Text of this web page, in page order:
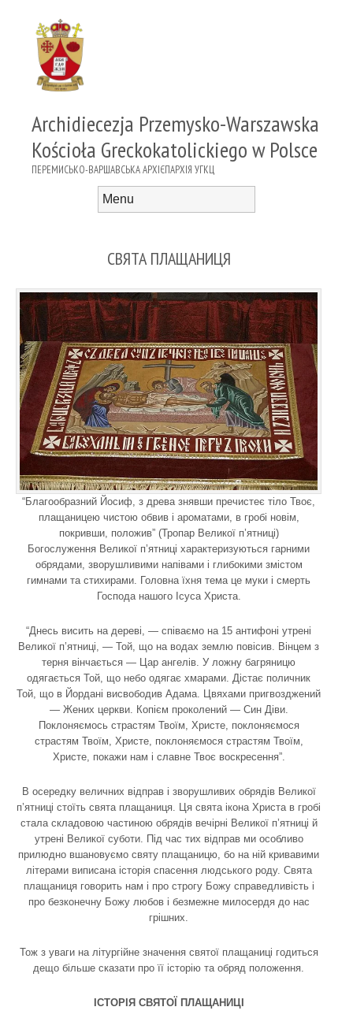
Archidiecezja Przemysko-Warszawska
Kościoła Greckokatolickiego w Polsce
ПЕРЕМИСЬКО-ВАРШАВСЬКА АРХІЄПАРХІЯ УГКЦ
СВЯТА ПЛАЩАНИЦЯ
“Благообразний Йосиф, з древа знявши пречистеє тіло Твоє,
плащаницею чистою обвив і ароматами, в гробі новім,
покривши, положив” (Тропар Великої п’ятниці)
Богослуження Великої п’ятниці характеризуються гарними
обрядами, зворушливими напівами і глибокими змістом
гимнами та стихирами. Головна їхня тема це муки і смерть
Господа нашого Ісуса Христа.
“Днесь висить на дереві, — співаємо на 15 антифоні утрені
Великої п’ятниці, — Той, що на водах землю повісив. Вінцем з
терня вінчається — Цар ангелів. У ложну багряницю
одягається Той, що небо одягає хмарами. Дістає поличник
Той, що в Йордані висвободив Адама. Цвяхами пригвозджений
— Жених церкви. Копієм проколений — Син Діви.
Поклоняємось страстям Твоїм, Христе, поклоняємося
страстям Твоїм, Христе, поклоняємося страстям Твоїм,
Христе, покажи нам і славне Твоє воскресення”.
В осередку величних відправ і зворушливих обрядів Великої
п’ятниці стоїть свята плащаниця. Ця свята ікона Христа в гробі
стала складовою частиною обрядів вечірні Великої п’ятниці й
утрені Великої суботи. Під час тих відправ ми особливо
прилюдно вшановуємо святу плащаницю, бо на ній кривавими
літерами виписана історія спасення людського роду. Свята
плащаниця говорить нам і про строгу Божу справедливість і
про безконечну Божу любов і безмежне милосердя до нас
грішних.
Тож з уваги на літургійне значення святої плащаниці годиться
дещо більше сказати про її історію та обряд положення.
ІСТОРІЯ СВЯТОЇ ПЛАЩАНИЦІ